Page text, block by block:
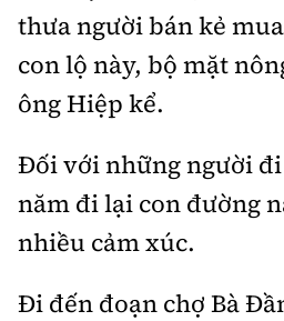
thưa người bán kẻ
con lộ này, bộ mặt
ông Hiệp kể.
Đối với những người
năm đi lại con đường
nhiều cảm xúc.
Đi đến đoạn chợ Bà